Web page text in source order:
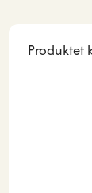
Produktet